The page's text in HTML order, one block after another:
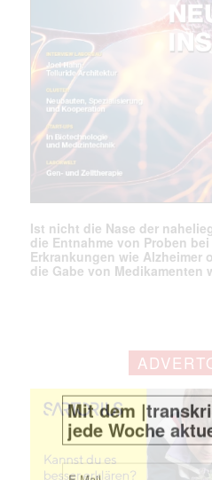
Mail
(erforderlich)
Ist nicht die Nase der
die Entnahme von Proben
Erkrankungen wie Alzheimer
die Gabe von